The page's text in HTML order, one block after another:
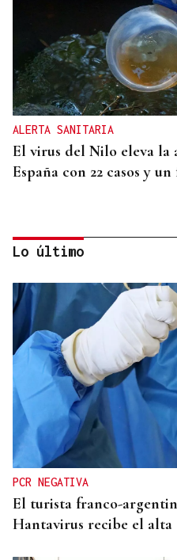
ALERTA SANITARIA
El virus del Nilo eleva la
España con 22 casos y
ENTREVISTA
Directora de la Clínica
Ourense: "Realizamos
cada problema y
Lo último
PCR NEGATIVA
El turista franco-
Hantavirus recibe el alta